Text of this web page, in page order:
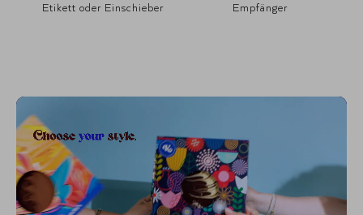
Etikett oder Einschieber
Empfänger